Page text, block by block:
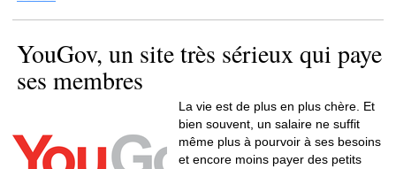
YouGov, un site très sérieux qui paye
ses membres
La vie est de plus en plus chère. Et
bien souvent, un salaire ne suffit
même plus à pourvoir à ses besoins
et encore moins payer des petits